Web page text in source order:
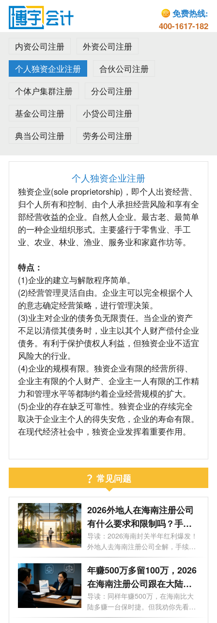
免费热线:
400-1617-182
内资公司注册
外资公司注册
个人独资企业注册
合伙公司注册
个体户集群注册
分公司注册
基金公司注册
小贷公司注册
典当公司注册
劳务公司注册
个人独资企业注册
独资企业(sole proprietorship)，即个人出资经营、
归个人所有和控制、由个人承担经营风险和享有全
部经营收益的企业。自然人企业。最古老、最简单
的一种企业组织形式。主要盛行于零售业、手工
业、农业、林业、渔业、服务业和家庭作坊等。
特点：
(1)企业的建立与解散程序简单。
(2)经营管理灵活自由。企业主可以完全根据个人
的意志确定经营策略，进行管理决策。
(3)业主对企业的债务负无限责任。当企业的资产
不足以清偿其债务时，业主以其个人财产偿付企业
债务。有利于保护债权人利益，但独资企业不适宜
风险大的行业。
(4)企业的规模有限。独资企业有限的经营所得、
企业主有限的个人财产、企业主一人有限的工作精
力和管理水平等都制约着企业经营规模的扩大。
(5)企业的存在缺乏可靠性。独资企业的存续完全
取决于企业主个人的得失安危，企业的寿命有限。
在现代经济社会中，独资企业发挥着重要作用。
常见问题
2026外地人在海南注册公司
有什么要求和限制吗？手
续、门槛、买房上学利弊等9
大问题一次性说透
导读：2026海南封关半年红利爆发！
外地人去海南注册公司全解，手续、
门槛...
年赚500万多留100万，2026
在海南注册公司跟在大陆注
册公司有什么区别？一文看
懂
导读：同样年赚500万，在海南比大
陆多赚一台保时捷。但我劝你先看完
这7个...